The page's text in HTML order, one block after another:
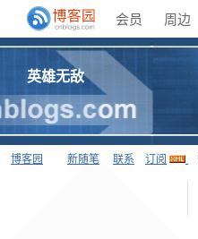
会员 周边
英雄无敌
博客园 新随笔 联系 订阅